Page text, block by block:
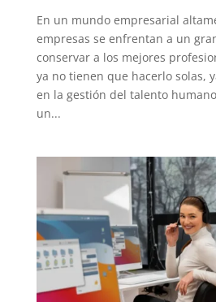
En un mundo empresarial
empresas se enfrentan a un
conservar a los mejores
ya no tienen que hacerlo solas,
en la gestión del talento
un...